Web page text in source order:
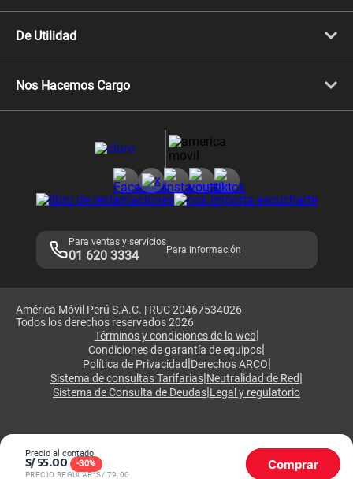
Precio al contado
S/ 55.00 -30%
PRECIO REGULAR: S/ 79.00
Comprar
Celulares iPhone
Celulares Samsung
Celulares Motorola
De Utilidad
Llamada por llamada
Comprobantes electrónicos
Consulta de IMEI
Nos Hacemos Cargo
Consulta de reclamos
Adquirientes iPhone 6, 6S y SE
Mensaje de Seguridad
Términos y Condiciones de Tienda Claro
Libro de Reclamaciones
Para ventas y servicios
01 620 3334 Para información
América Móvil Perú S.A.C. | RUC 20467534026
Todos los derechos reservados 2026
Términos y condiciones de la web|
Condiciones de garantía de equipos|
Política de Privacidad|Derechos ARCO|
Sistema de consultas Tarifarias|Neutralidad de Red|
Sistema de Consulta de Deudas|Legal y regulatorio